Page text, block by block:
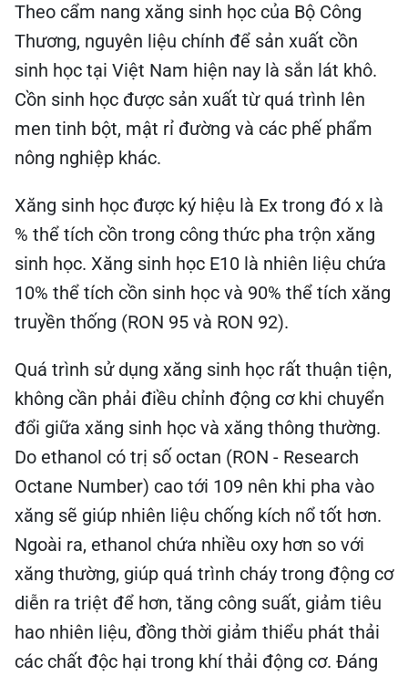
Theo cẩm nang xăng sinh học của Bộ Công
Thương, nguyên liệu chính để sản xuất cồn
sinh học tại Việt Nam hiện nay là sắn lát khô.
Cồn sinh học được sản xuất từ quá trình lên
men tinh bột, mật rỉ đường và các phế phẩm
nông nghiệp khác.
Xăng sinh học được ký hiệu là Ex trong đó x là
% thể tích cồn trong công thức pha trộn xăng
sinh học. Xăng sinh học E10 là nhiên liệu chứa
10% thể tích cồn sinh học và 90% thể tích xăng
truyền thống (RON 95 và RON 92).
Quá trình sử dụng xăng sinh học rất thuận tiện,
không cần phải điều chỉnh động cơ khi chuyển
đổi giữa xăng sinh học và xăng thông thường.
Do ethanol có trị số octan (RON - Research
Octane Number) cao tới 109 nên khi pha vào
xăng sẽ giúp nhiên liệu chống kích nổ tốt hơn.
Ngoài ra, ethanol chứa nhiều oxy hơn so với
xăng thường, giúp quá trình cháy trong động cơ
diễn ra triệt để hơn, tăng công suất, giảm tiêu
hao nhiên liệu, đồng thời giảm thiểu phát thải
các chất độc hại trong khí thải động cơ. Đáng